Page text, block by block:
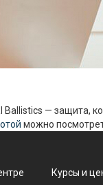
Ballistics — защита,
можно
Курсы и